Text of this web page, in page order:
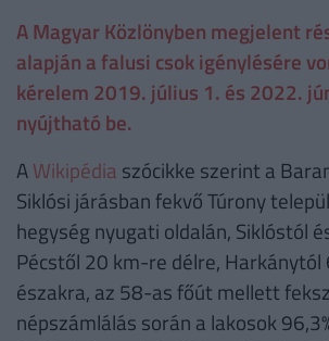
A Magyar Közlönyben megjelent
alapján a falusi csok igénylésére
kérelem 2019. július 1. és 2022.
nyújtható be.
AWikipédia szócikke szerint a
Siklósi járásban fekvő Túrony
hegység nyugati oldalán, Siklóstól
Pécstől 20 km-re délre,
északra, az 58-as főút mellett
népszámlálás során a lakosok